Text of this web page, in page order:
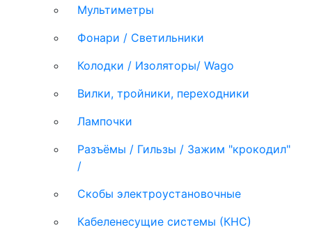
Мультиметры
Фонари / Светильники
Колодки / Изоляторы/ Wago
Вилки, тройники, переходники
Лампочки
Разъёмы / Гильзы / Зажим "крокодил"
/
Скобы электроустановочные
Кабеленесущие системы (КНС)